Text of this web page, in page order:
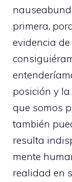
primera,
evidencia
posición y
que somos
también
resulta
mente
realidad en